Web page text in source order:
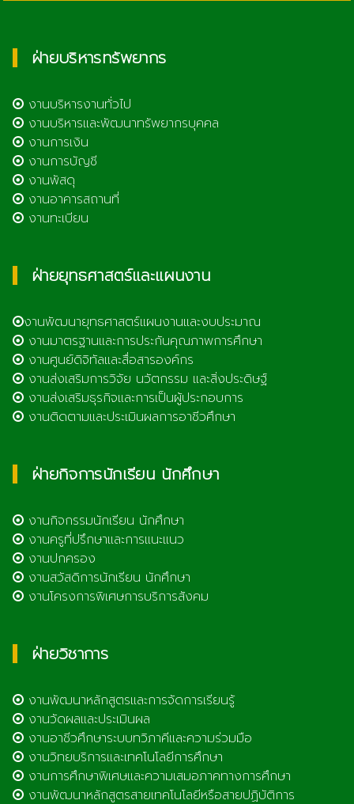
ฝ่ายบริหารทรัพยากร
งานบริหารงานทั่วไป
งานบริหารและพัฒนาทรัพยากรบุคคล
งานการเงิน
งานการบัญชี
งานพัสดุ
งานอาคารสถานที่
งานทะเบียน
ฝ่ายยุทธศาสตร์และแผนงาน
งานพัฒนายุทธศาสตร์แผนงานและงบประมาณ
งานมาตรฐานและการประกันคุณภาพการศึกษา
งานศูนย์ดิจิทัลและสื่อสารองค์กร
งานส่งเสริมการวิจัย นวัตกรรม และสิ่งประดิษฐ์
งานส่งเสริมธุรกิจและการเป็นผู้ประกอบการ
งานติดตามและประเมินผลการอาชีวศึกษา
ฝ่ายกิจการนักเรียน นักศึกษา
งานกิจกรรมนักเรียน นักศึกษา
งานครูที่ปรึกษาและการแนะแนว
งานปกครอง
งานสวัสดิการนักเรียน นักศึกษา
งานโครงการพิเศษการบริการสังคม
ฝ่ายวิชาการ
งานพัฒนาหลักสูตรและการจัดการเรียนรู้
งานวัดผลและประเมินผล
งานอาชีวศึกษาระบบทวิภาคีและความร่วมมือ
งานวิทยบริการและเทคโนโลยีการศึกษา
งานการศึกษาพิเศษและความเสมอภาคทางการศึกษา
งานพัฒนาหลักสูตรสายเทคโนโลยีหรือสายปฏิบัติการ